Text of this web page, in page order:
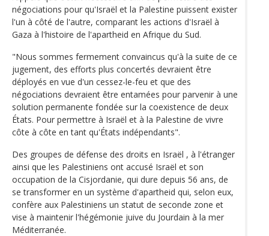
négociations pour qu'Israël et la Palestine puissent exister
l'un à côté de l'autre, comparant les actions d'Israël à
Gaza à l'histoire de l'apartheid en Afrique du Sud.
"Nous sommes fermement convaincus qu'à la suite de ce
jugement, des efforts plus concertés devraient être
déployés en vue d'un cessez-le-feu et que des
négociations devraient être entamées pour parvenir à une
solution permanente fondée sur la coexistence de deux
États. Pour permettre à Israël et à la Palestine de vivre
côte à côte en tant qu'États indépendants".
Des groupes de défense des droits en Israël , à l'étranger
ainsi que les Palestiniens ont accusé Israël et son
occupation de la Cisjordanie, qui dure depuis 56 ans, de
se transformer en un système d'apartheid qui, selon eux,
confère aux Palestiniens un statut de seconde zone et
vise à maintenir l'hégémonie juive du Jourdain à la mer
Méditerranée.